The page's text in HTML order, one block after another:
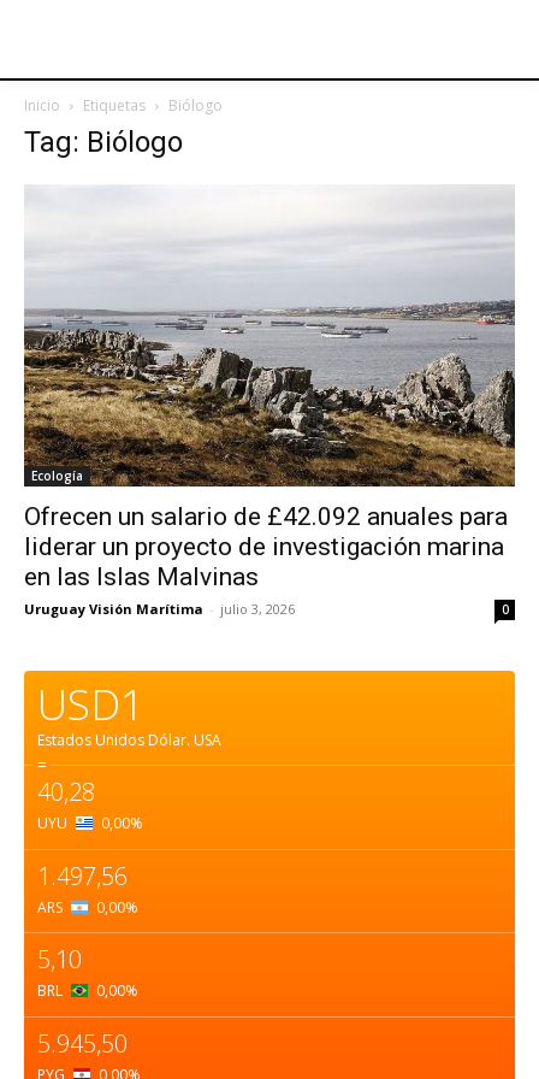
Inicio Etiquetas Biólogo
Tag: Biólogo
Ecología
Ofrecen un salario de £42.092 anuales para
liderar un proyecto de investigación marina
en las Islas Malvinas
Uruguay Visión Marítima - julio 3, 2026 0
USD1
Estados Unidos Dólar. USA
=
40,28
UYU 0,00%
1.497,56
ARS 0,00%
5,10
BRL 0,00%
5.945,50
PYG 0,00%